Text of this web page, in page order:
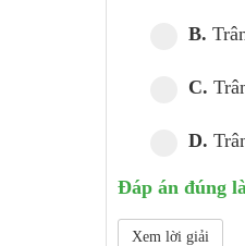
B.
C.
D.
Đáp án đúng
Xem lời giải